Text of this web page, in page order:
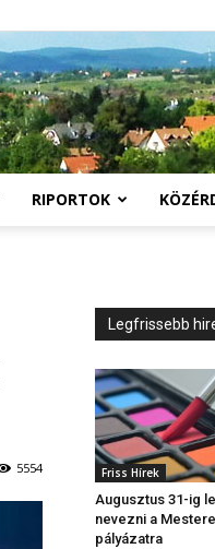
RIPORTOK
5554
Legfrissebb
Friss Hírek
Augusztus 31-ig
nevezni a
pályázatra